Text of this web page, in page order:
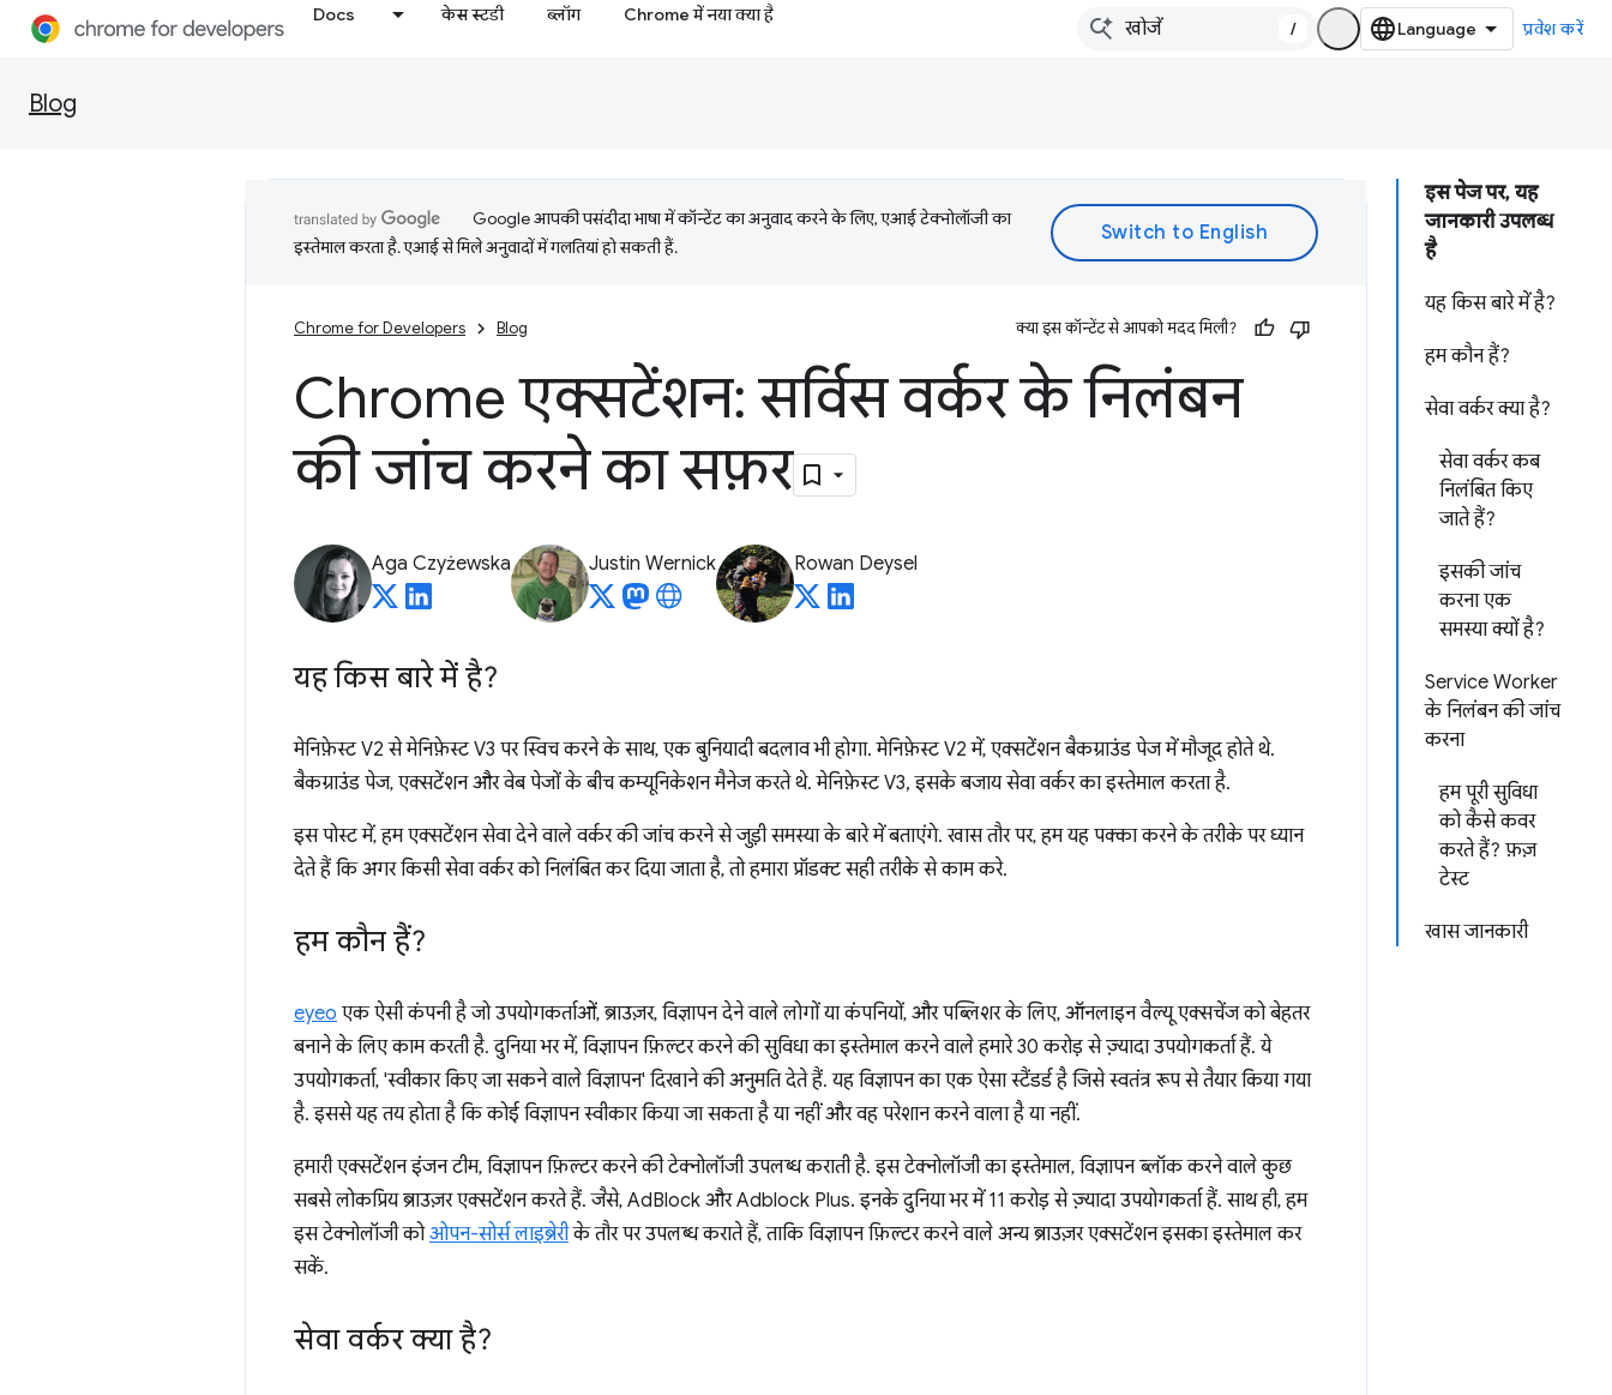
Docs केस स्टडी ब्लॉग Chrome में नया क्या है
/ प्रवेश करें
Blog
इस पेज पर, यह
जानकारी उपलब्ध
है
यह किस बारे में है?
हम कौन हैं?
सेवा वर्कर क्या है?
सेवा वर्कर कब
निलंबित किए
जाते हैं?
इसकी जांच
करना एक
समस्या क्यों है?
Service Worker
के निलंबन की जांच
करना
हम पूरी सुविधा
को कैसे कवर
करते हैं? फ़ज़
टेस्ट
खास जानकारी
Google आपकी पसंदीदा भाषा में कॉन्टेंट का अनुवाद करने के लिए, एआई टेक्नोलॉजी का
इस्तेमाल करता है. एआई से मिले अनुवादों में गलतियां हो सकती हैं.
Chrome for Developers Blog क्या इस कॉन्टेंट से आपको मदद मिली?
Chrome एक्सटेंशन: सर्विस वर्कर के निलंबन
की जांच करने का सफ़र
Aga Czyżewska Justin Wernick Rowan Deysel
यह किस बारे में है?
मेनिफ़ेस्ट V2 से मेनिफ़ेस्ट V3 पर स्विच करने के साथ, एक बुनियादी बदलाव भी होगा. मेनिफ़ेस्ट V2 में, एक्सटेंशन बैकग्राउंड पेज में मौजूद होते थे.
बैकग्राउंड पेज, एक्सटेंशन और वेब पेजों के बीच कम्यूनिकेशन मैनेज करते थे. मेनिफ़ेस्ट V3, इसके बजाय सेवा वर्कर का इस्तेमाल करता है.
इस पोस्ट में, हम एक्सटेंशन सेवा देने वाले वर्कर की जांच करने से जुड़ी समस्या के बारे में बताएंगे. खास तौर पर, हम यह पक्का करने के तरीके पर ध्यान
देते हैं कि अगर किसी सेवा वर्कर को निलंबित कर दिया जाता है, तो हमारा प्रॉडक्ट सही तरीके से काम करे.
हम कौन हैं?
eyeo एक ऐसी कंपनी है जो उपयोगकर्ताओं, ब्राउज़र, विज्ञापन देने वाले लोगों या कंपनियों, और पब्लिशर के लिए, ऑनलाइन वैल्यू एक्सचेंज को बेहतर
बनाने के लिए काम करती है. दुनिया भर में, विज्ञापन फ़िल्टर करने की सुविधा का इस्तेमाल करने वाले हमारे 30 करोड़ से ज़्यादा उपयोगकर्ता हैं. ये
उपयोगकर्ता, 'स्वीकार किए जा सकने वाले विज्ञापन' दिखाने की अनुमति देते हैं. यह विज्ञापन का एक ऐसा स्टैंडर्ड है जिसे स्वतंत्र रूप से तैयार किया गया
है. इससे यह तय होता है कि कोई विज्ञापन स्वीकार किया जा सकता है या नहीं और वह परेशान करने वाला है या नहीं.
हमारी एक्सटेंशन इंजन टीम, विज्ञापन फ़िल्टर करने की टेक्नोलॉजी उपलब्ध कराती है. इस टेक्नोलॉजी का इस्तेमाल, विज्ञापन ब्लॉक करने वाले कुछ
सबसे लोकप्रिय ब्राउज़र एक्सटेंशन करते हैं. जैसे, AdBlock और Adblock Plus. इनके दुनिया भर में 11 करोड़ से ज़्यादा उपयोगकर्ता हैं. साथ ही, हम
इस टेक्नोलॉजी कोओपन-सोर्स लाइब्रेरीके तौर पर उपलब्ध कराते हैं, ताकि विज्ञापन फ़िल्टर करने वाले अन्य ब्राउज़र एक्सटेंशन इसका इस्तेमाल कर
सकें.
सेवा वर्कर क्या है?